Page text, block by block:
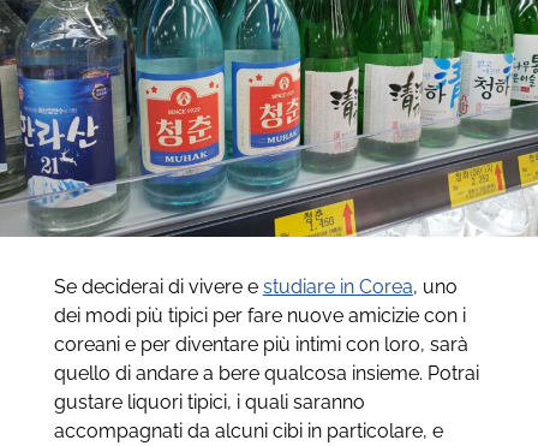
Se deciderai di vivere e studiare in Corea, uno
dei modi più tipici per fare nuove amicizie con i
coreani e per diventare più intimi con loro, sarà
quello di andare a bere qualcosa insieme. Potrai
gustare liquori tipici, i quali saranno
accompagnati da alcuni cibi in particolare, e